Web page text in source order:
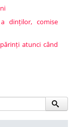
dinților, comise
atunci când